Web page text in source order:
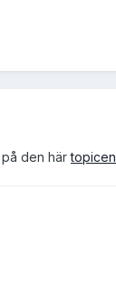
på den härtopicen